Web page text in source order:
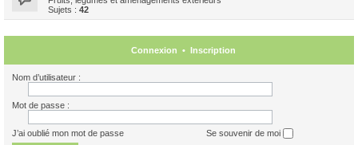
Sujets : 42
Connexion • Inscription
Nom d’utilisateur :
Mot de passe :
J’ai oublié mon mot de passe Se souvenir de moi